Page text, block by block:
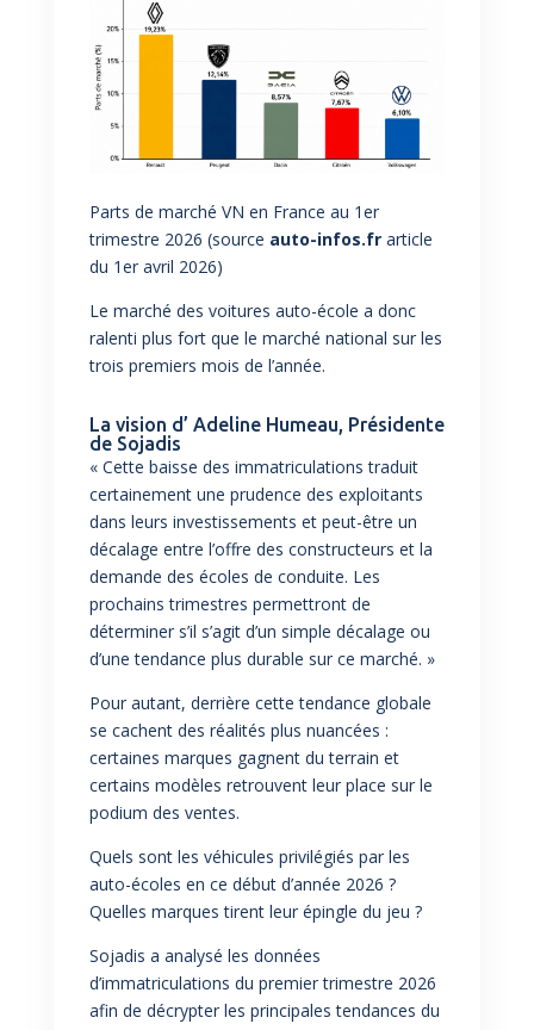
Parts de marché VN en France au 1er
trimestre 2026 (source auto-infos.frarticle
du 1er avril 2026)
Le marché des voitures auto-école a donc
ralenti plus fort que le marché national sur les
trois premiers mois de l’année.
La vision d’ Adeline Humeau, Présidente
de Sojadis
« Cette baisse des immatriculations traduit
certainement une prudence des exploitants
dans leurs investissements et peut-être un
décalage entre l’offre des constructeurs et la
demande des écoles de conduite. Les
prochains trimestres permettront de
déterminer s’il s’agit d’un simple décalage ou
d’une tendance plus durable sur ce marché. »
Pour autant, derrière cette tendance globale
se cachent des réalités plus nuancées :
certaines marques gagnent du terrain et
certains modèles retrouvent leur place sur le
podium des ventes.
Quels sont les véhicules privilégiés par les
auto-écoles en ce début d’année 2026 ?
Quelles marques tirent leur épingle du jeu ?
Sojadis a analysé les données
d’immatriculations du premier trimestre 2026
afin de décrypter les principales tendances du